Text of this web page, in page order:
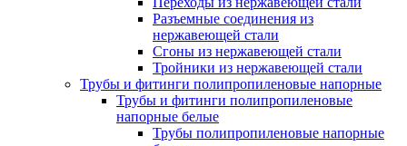
Разъемные соединения из
нержавеющей стали
Сгоны из нержавеющей стали
Тройники из нержавеющей стали
Трубы и фитинги полипропиленовые напорные
Трубы и фитинги полипропиленовые
напорные белые
Трубы полипропиленовые напорные